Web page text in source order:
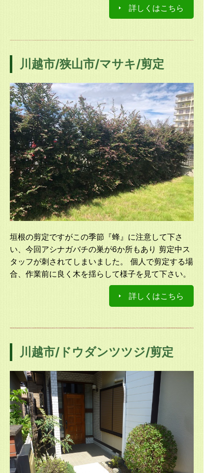
詳しくはこちら
川越市/狭山市/マサキ/剪定
垣根の剪定ですがこの季節『蜂』に注意して下さ
い、今回アシナガバチの巣が6か所もあり 剪定中ス
タッフが刺されてしまいました。 個人で剪定する場
合、作業前に良く木を揺らして様子を見て下さい。
詳しくはこちら
川越市/ドウダンツツジ/剪定